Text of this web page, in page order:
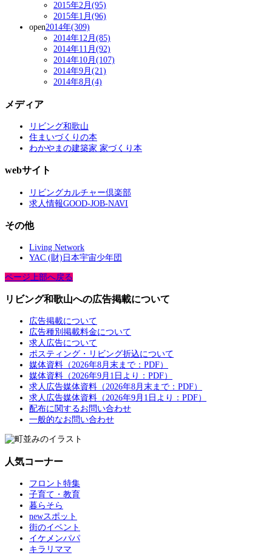
2015年2月(95)
2015年1月(96)
open2014年(309)
2014年12月(85)
2014年11月(92)
2014年10月(107)
2014年9月(21)
2014年8月(4)
メディア
リビング和歌山
住まいづくりの本
わかやまの建築家 家づくり本
webサイト
リビングカルチャー倶楽部
求人情報GOOD-JOB-NAVI
その他
Living Network
YAC (財)日本宇宙少年団
ページ上部へ戻る
リビング和歌山への広告掲載について
広告掲載について
広告種別掲載料金について
求人広告について
ポスティング・リビング折込について
媒体資料（2026年8月末まで：PDF）
媒体資料（2026年9月1日より：PDF）
求人広告媒体資料（2026年8月末まで：PDF）
求人広告媒体資料（2026年9月1日より：PDF）
配布に関するお問い合わせ
一般的なお問い合わせ
人気コーナー
フロント特集
子育て・教育
暮らそら
newスポット
街のイベント
イケメンパパ
キラリママ